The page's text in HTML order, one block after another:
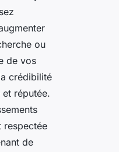
ou
de vos
crédibilité
réputée.
respectée
de